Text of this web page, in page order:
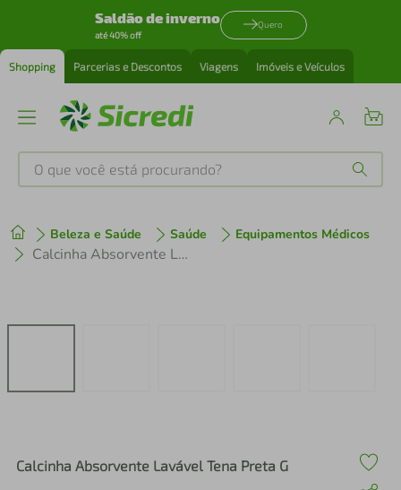
Saldão de inverno
até 40% off
Quero
Shopping Parcerias e Descontos Viagens Imóveis e Veículos
O que você está procurando?
Beleza e Saúde Saúde Equipamentos Médicos
Calcinha Absorvente Lavável Tena Preta G
Calcinha Absorvente Lavável Tena Preta G
1º tenis